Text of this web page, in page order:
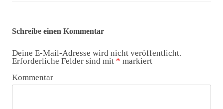
Schreibe einen Kommentar
Deine E-Mail-Adresse wird nicht veröffentlicht.
Erforderliche Felder sind mit * markiert
Kommentar